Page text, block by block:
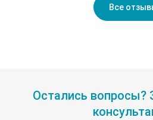
Все
Остались вопросы?